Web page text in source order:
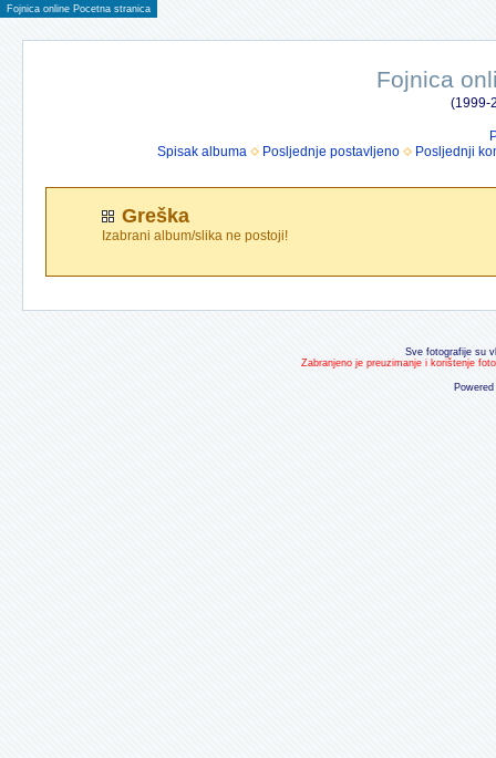
Fojnica online Pocetna stranica
Fojnica
(1999-
Spisak albuma
Posljednje postavljeno Posljednji
Greška
Izabrani album/slika ne postoji!
Sve fotografije su
Zabranjeno je preuzimanje i korištenje